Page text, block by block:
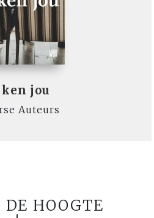
jou
Auteurs
DE HOOGTE